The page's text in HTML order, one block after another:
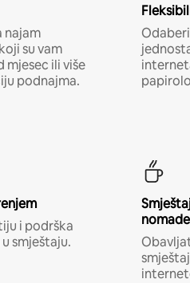
najam
su vam
mjesec ili više
podnajma.
i podrška
smještaju.
nomade